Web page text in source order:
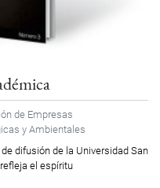
de Empresas
y Ambientales
difusión de la Universidad San
el espíritu